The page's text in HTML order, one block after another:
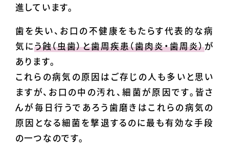
進しています。
歯を失い、お口の不健康をもたらす代表的な病
気にう蝕（虫歯）と歯周疾患（歯肉炎・歯周炎）が
あります。
これらの病気の原因はご存じの人も多いと思い
ますが、お口の中の汚れ、細菌が原因です。皆さ
んが毎日行うであろう歯磨きはこれらの病気の
原因となる細菌を撃退するのに最も有効な手段
の一つなのです。